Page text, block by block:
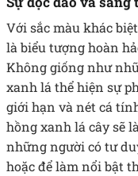
Với sắc màu khác
là biểu tượng hoàn
Không giống như
xanh lá thể hiện sự
giới hạn và nét cá
hồng xanh lá cây sẽ
những người có tư
hoặc để làm nổi bật